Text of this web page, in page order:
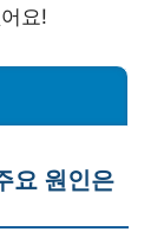
요!
요 원인은